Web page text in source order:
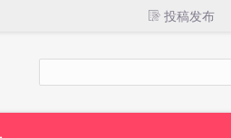
投稿发布